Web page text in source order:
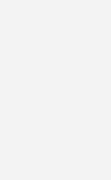
der guten Umsatzentwicklung
oder knapp sechs Prozent auf 657
im Geschäftsjahr 2014 200
Bitzer 3.400 Mitarbeiter.
in Forschung und